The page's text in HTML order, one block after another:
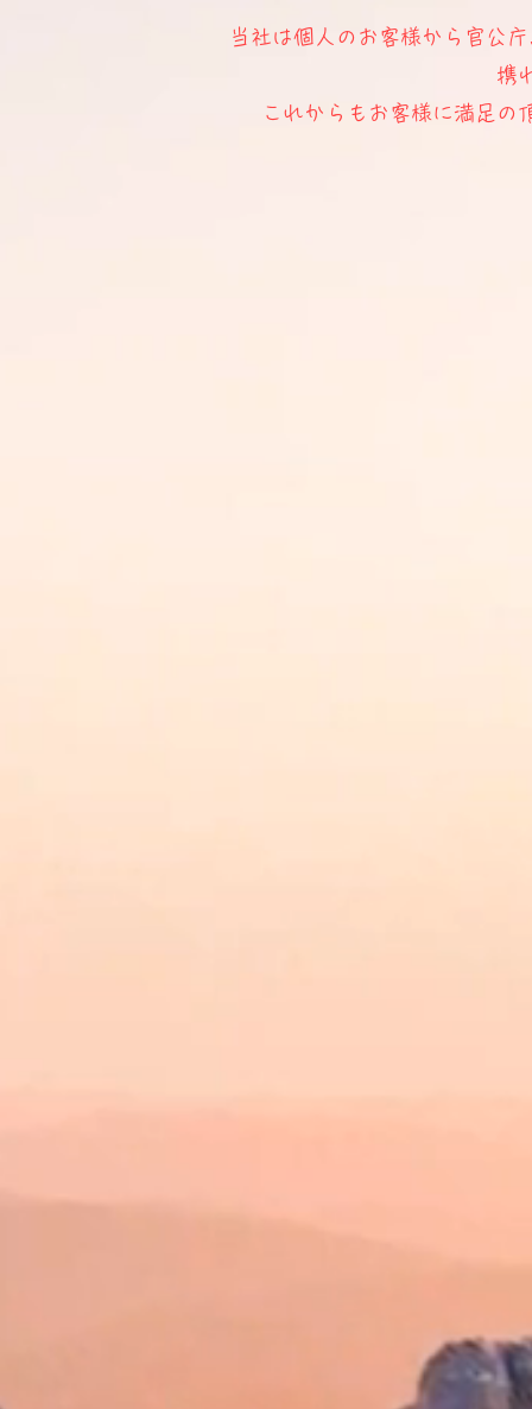
当社は個人のお客様から官公
携
これからもお客様に満足の